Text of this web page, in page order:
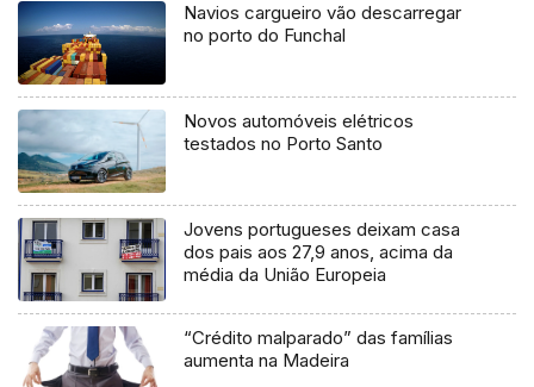
Navios cargueiro vão descarregar
no porto do Funchal
Novos automóveis elétricos
testados no Porto Santo
Jovens portugueses deixam casa
dos pais aos 27,9 anos, acima da
média da União Europeia
“Crédito malparado” das famílias
aumenta na Madeira